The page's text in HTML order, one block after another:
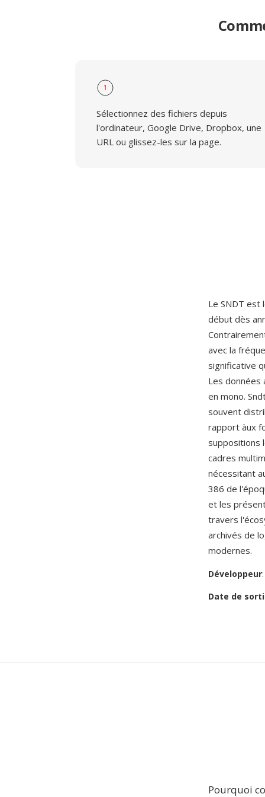
1
Sélectionnez des fichiers depuis
l'ordinateur, Google Drive, Dropbox, une
URL ou glissez-les sur la page.
Le SNDT est
début dès
avec la
significative
Les données
en mono.
souvent
rapport àux
suppositions
cadres
nécessitant
386 de
et les
travers
archivés de
modernes.
Développeur:
Date de
Pourquoi